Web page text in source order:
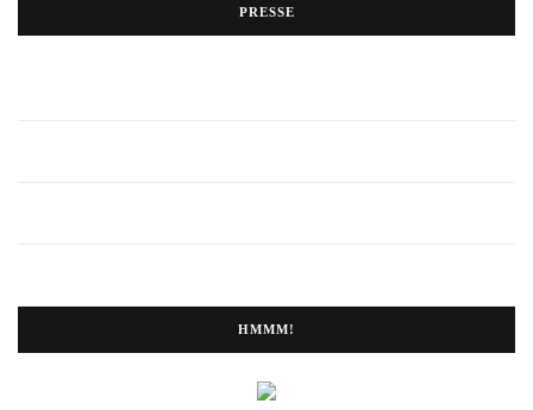
PRESSE
HMMM!